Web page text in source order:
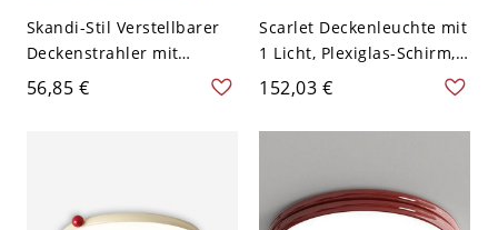
Skandi-Stil Verstellbarer
Deckenstrahler mit
Naturholzakzenten &
Verspielter Silhouette -
56,85 €
Scarlet Deckenleuchte mit
1 Licht, Plexiglas-Schirm,
Metall-LED-
Oberflächenmontage für
Wohnzimmer, 110V-120V,
(Warm/Weiß/Neutrales
Licht dimmbar)
152,03 €